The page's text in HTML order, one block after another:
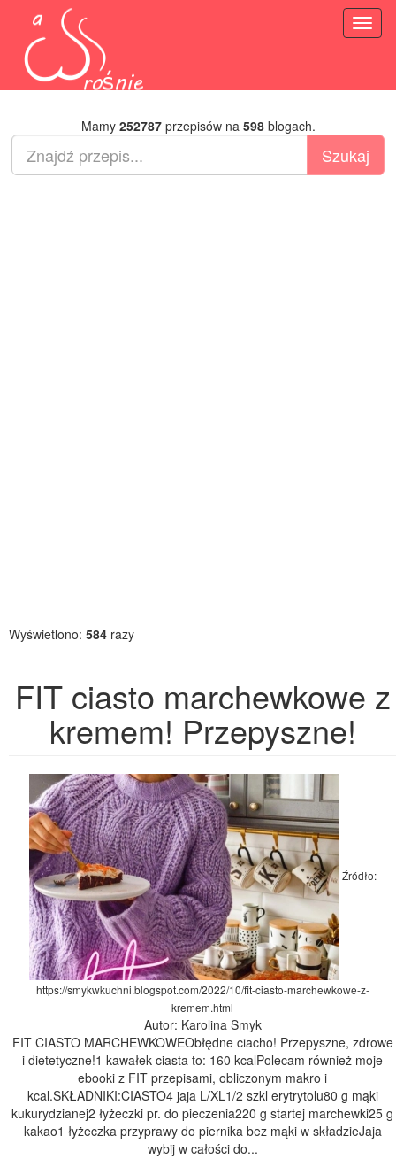
Mamy 252787przepisów na 598blogach.
Wyświetlono: 584 razy
FIT ciasto marchewkowe z
kremem! Przepyszne!
Źródło:
https://smykwkuchni.blogspot.com/2022/10/fit-ciasto-marchewkowe-z-
kremem.html
Autor: Karolina Smyk
FIT CIASTO MARCHEWKOWEObłędne ciacho! Przepyszne, zdrowe
i dietetyczne!1 kawałek ciasta to: 160 kcalPolecam również moje
ebooki z FIT przepisami, obliczonym makro i
kcal.SKŁADNIKI:CIASTO4 jaja L/XL1/2 szkl erytrytolu80 g mąki
kukurydzianej2 łyżeczki pr. do pieczenia220 g startej marchewki25 g
kakao1 łyżeczka przyprawy do piernika bez mąki w składzieJaja
wybij w całości do...